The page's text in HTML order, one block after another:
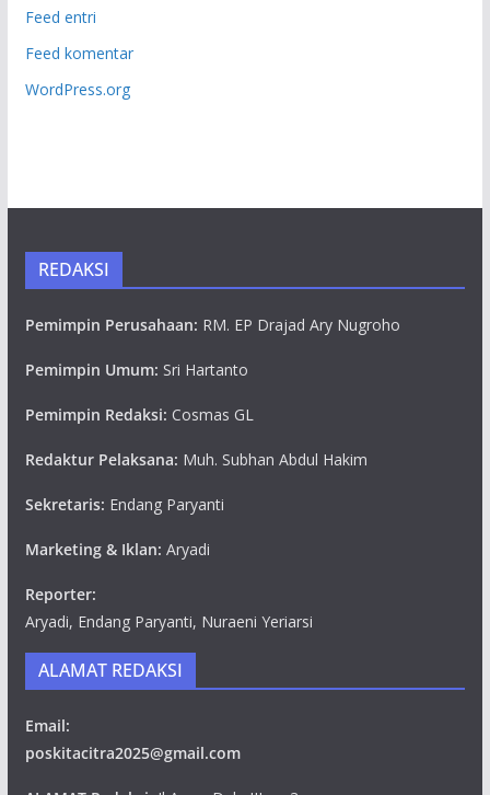
Feed entri
Feed komentar
WordPress.org
REDAKSI
Pemimpin Perusahaan: RM. EP Drajad Ary Nugroho
Pemimpin Umum: Sri Hartanto
Pemimpin Redaksi: Cosmas GL
Redaktur Pelaksana: Muh. Subhan Abdul Hakim
Sekretaris: Endang Paryanti
Marketing & Iklan: Aryadi
Reporter:
Aryadi, Endang Paryanti, Nuraeni Yeriarsi
ALAMAT REDAKSI
Email:
poskitacitra2025@gmail.com